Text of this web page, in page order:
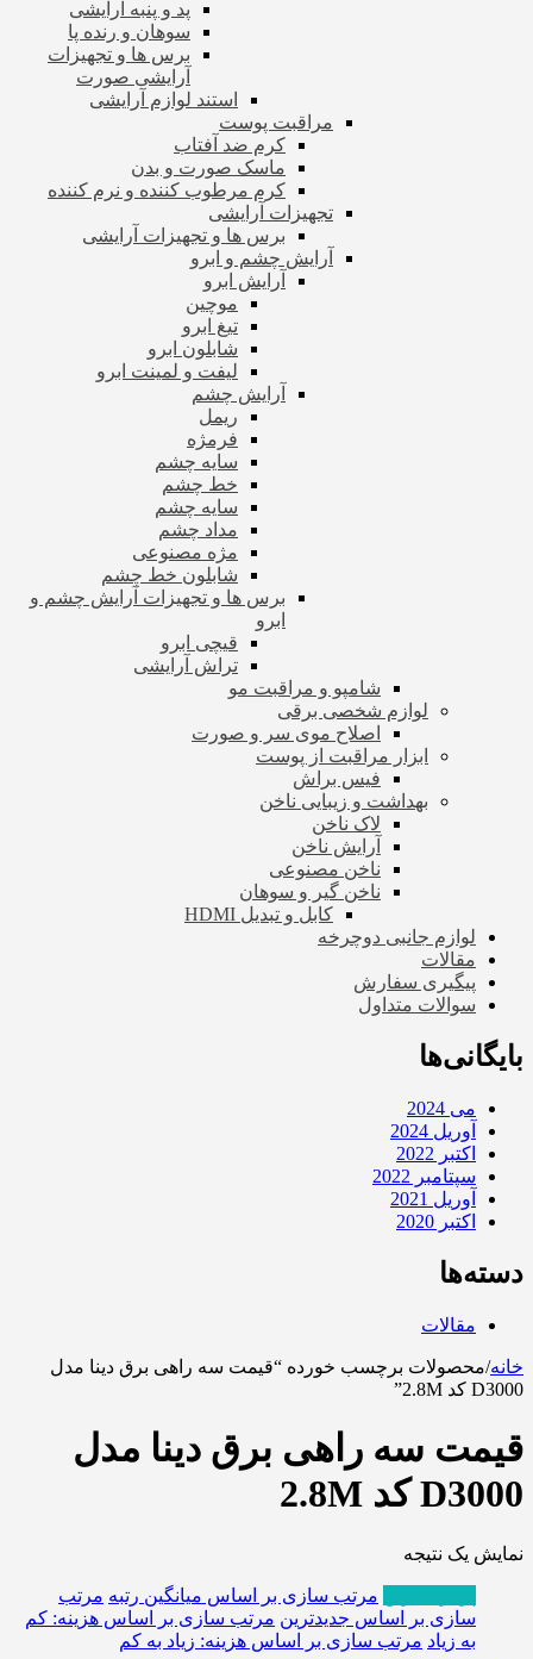
پد و پنبه آرایشی
سوهان و رنده پا
برس ها و تجهیزات
آرایشی صورت
استند لوازم آرایشی
مراقبت پوست
کرم ضد آفتاب
ماسک صورت و بدن
کرم مرطوب کننده و نرم کننده
تجهیزات آرایشی
برس ها و تجهیزات آرایشی
آرایش چشم و ابرو
آرایش ابرو
موچین
تیغ ابرو
شابلون ابرو
لیفت و لمینت ابرو
آرایش چشم
ریمل
فرمژه
سایه چشم
خط چشم
سایه چشم
مداد چشم
مژه مصنوعی
شابلون خط چشم
برس ها و تجهیزات آرایش چشم و
ابرو
قیچی ابرو
تراش آرایشی
شامپو و مراقبت مو
لوازم شخصی برقی
اصلاح موی سر و صورت
ابزار مراقبت از پوست
فیس براش
بهداشت و زیبایی ناخن
لاک ناخن
آرایش ناخن
ناخن مصنوعی
ناخن گیر و سوهان
کابل و تبدیل HDMI
لوازم جانبی دوچرخه
مقالات
پیگیری سفارش
سوالات متداول
بایگانی‌ها
می 2024
آوریل 2024
اکتبر 2022
سپتامبر 2022
آوریل 2021
اکتبر 2020
دسته‌ها
مقالات
خانه/محصولات برچسب خورده “قیمت سه راهی برق دینا مدل
D3000 کد 2.8M”
قیمت سه راهی برق دینا مدل
D3000 کد 2.8M
نمایش یک نتیجه
مرتب سازی بر اساس میانگین رتبه مرتب
سازی بر اساس جدیدترین مرتب سازی بر اساس هزینه: کم
به زیاد مرتب سازی بر اساس هزینه: زیاد به کم